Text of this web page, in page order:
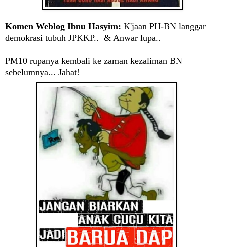
Komen Weblog Ibnu Hasyim: K'jaan PH-BN langgar
demokrasi tubuh JPKKP.. & Anwar lupa..
PM10 rupanya kembali ke zaman kezaliman BN
sebelumnya... Jahat!